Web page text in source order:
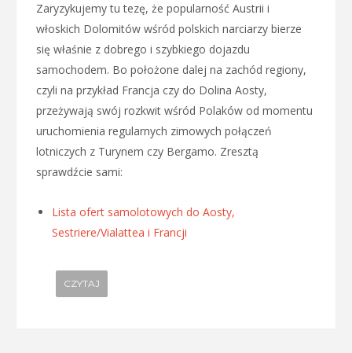
Zaryzykujemy tu tezę, że popularność Austrii i
włoskich Dolomitów wśród polskich narciarzy bierze
się właśnie z dobrego i szybkiego dojazdu
samochodem. Bo położone dalej na zachód regiony,
czyli na przykład Francja czy do Dolina Aosty,
przeżywają swój rozkwit wśród Polaków od momentu
uruchomienia regularnych zimowych połączeń
lotniczych z Turynem czy Bergamo. Zresztą
sprawdźcie sami:
Lista ofert samolotowych do Aosty,
Sestriere/Vialattea i Francji
CZYTAJ